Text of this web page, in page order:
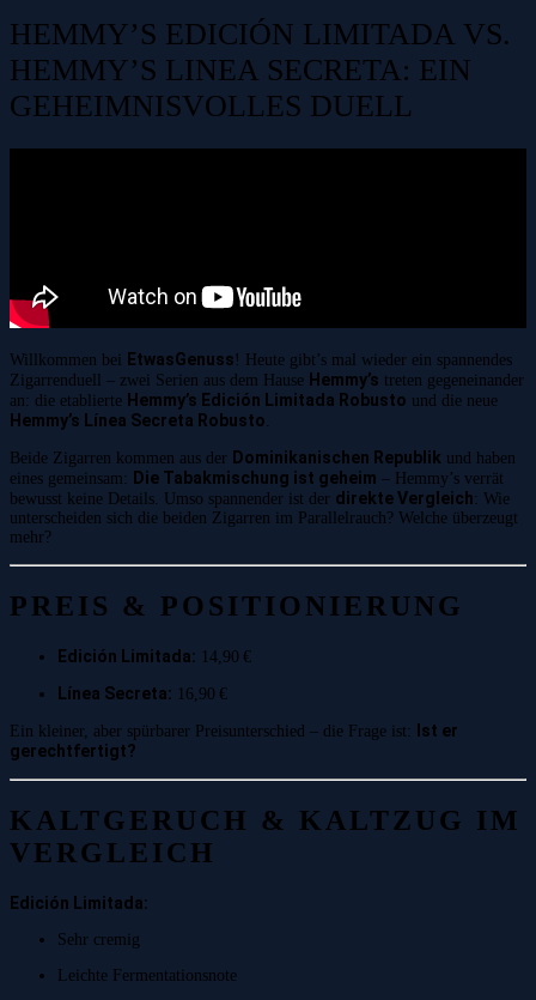
HEMMY’S EDICIÓN LIMITADA VS.
HEMMY’S LINEA SECRETA: EIN
GEHEIMNISVOLLES DUELL
Willkommen bei EtwasGenuss ! Heute gibt’s mal wieder ein spannendes
Zigarrenduell – zwei Serien aus dem Hause Hemmy’s treten gegeneinander
an: die etablierte Hemmy’s Edición Limitada Robusto und die neue
Hemmy’s Línea Secreta Robusto.
Beide Zigarren kommen aus der Dominikanischen Republik und haben
eines gemeinsam: Die Tabakmischung ist geheim – Hemmy’s verrät
bewusst keine Details. Umso spannender ist der direkte Vergleich: Wie
unterscheiden sich die beiden Zigarren im Parallelrauch? Welche überzeugt
mehr?
PREIS & POSITIONIERUNG
Edición Limitada: 14,90 €
Línea Secreta: 16,90 €
Ein kleiner, aber spürbarer Preisunterschied – die Frage ist:
Ist er
gerechtfertigt?
KALTGERUCH & KALTZUG IM
VERGLEICH
Edición Limitada:
Sehr cremig
Leichte Fermentationsnote